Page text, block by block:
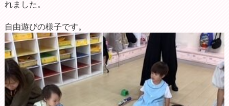
れました。
自由遊びの様子です。